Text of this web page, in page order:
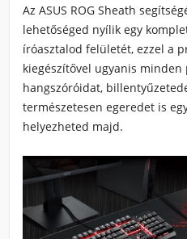
Az ASUS ROG Sheath
lehetőséged nyílik egy
íróasztalod felületét, ezzel a
kiegészítővel ugyanis
hangszóróidat,
természetesen egeredet is
helyezheted majd.